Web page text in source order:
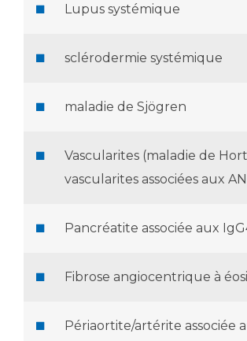
Lupus systémique
sclérodermie systémique
maladie de Sjögren
Vascularites (maladie de
vascularites associées aux
Pancréatite associée aux
Fibrose angiocentrique à
Périaortite/artérite associée